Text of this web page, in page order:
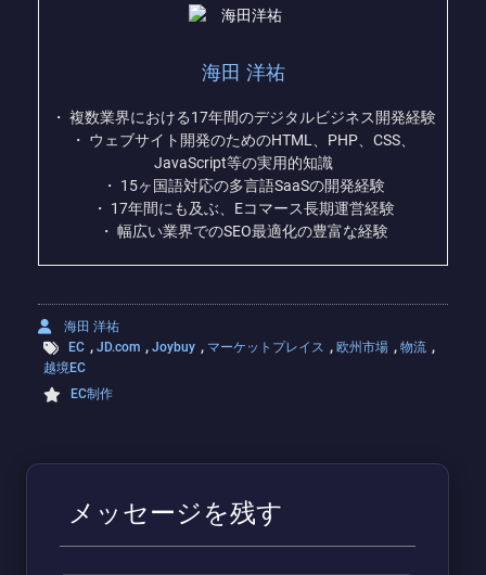
海田 洋祐
・ 複数業界における17年間のデジタルビジネス開発経験
・ ウェブサイト開発のためのHTML、PHP、CSS、
JavaScript等の実用的知識
・ 15ヶ国語対応の多言語SaaSの開発経験
・ 17年間にも及ぶ、Eコマース長期運営経験
・ 幅広い業界でのSEO最適化の豊富な経験
海田 洋祐
EC , JD.com , Joybuy , マーケットプレイス , 欧州市場 , 物流 ,
越境EC
EC制作
メッセージを残す